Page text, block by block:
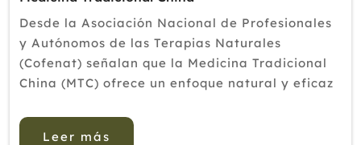
Desde la Asociación Nacional de Profesionales
y Autónomos de las Terapias Naturales
(Cofenat) señalan que la Medicina Tradicional
China (MTC) ofrece un enfoque natural y eficaz
de los meses fríos. En este sentido, Jaime Tr...
Leer más